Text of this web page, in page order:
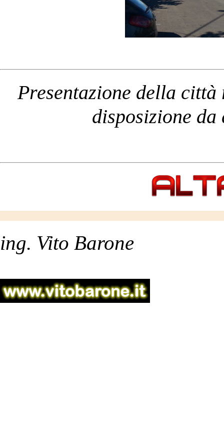
Presentazione della città
disposizione
ing. Vito Barone